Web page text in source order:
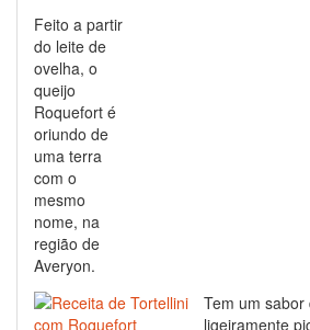
Feito a partir
do leite de
ovelha, o
queijo
Roquefort é
oriundo de
uma terra
com o
mesmo
nome, na
região de
Averyon.
Tem um
ligeiramente